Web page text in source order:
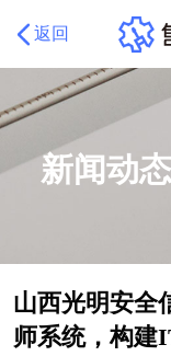
返回
新闻动态
山西光明安全
师系统，构建